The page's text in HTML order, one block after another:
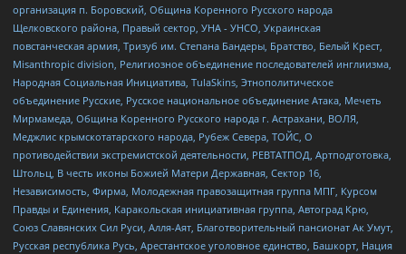
организация п. Боровский, Община Коренного Русского народа
Щелковского района, Правый сектор, УНА - УНСО, Украинская
повстанческая армия, Тризуб им. Степана Бандеры, Братство, Белый Крест,
Misanthropic division, Религиозное объединение последователей инглиизма,
Народная Социальная Инициатива, TulaSkins, Этнополитическое
объединение Русские, Русское национальное объединение Атака, Мечеть
Мирмамеда, Община Коренного Русского народа г. Астрахани, ВОЛЯ,
Меджлис крымскотатарского народа, Рубеж Севера, ТОЙС, О
противодействии экстремистской деятельности, РЕВТАТПОД, Артподготовка,
Штольц, В честь иконы Божией Матери Державная, Сектор 16,
Независимость, Фирма, Молодежная правозащитная группа МПГ, Курсом
Правды и Единения, Каракольская инициативная группа, Автоград Крю,
Союз Славянских Сил Руси, Алля-Аят, Благотворительный пансионат Ак Умут,
Русская республика Русь, Арестантское уголовное единство, Башкорт, Нация